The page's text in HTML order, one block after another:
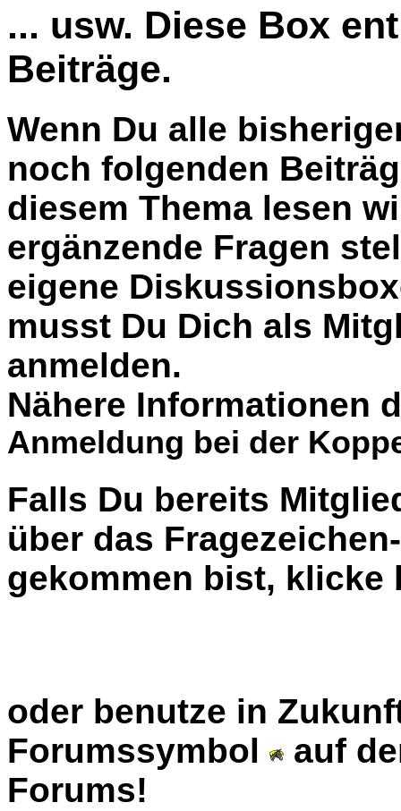
... usw. Diese Box
Beiträge.
Wenn Du alle
noch folgenden
diesem Thema lesen
ergänzende Fragen
eigene
musst Du Dich als
anmelden.
Nähere Informationen
Anmeldung bei der
Falls Du bereits
über das
gekommen bist, klicke
oder benutze in
Forumssymbol
auf
Forums!